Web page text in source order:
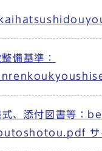
備基準：
式、添付図書等
サ